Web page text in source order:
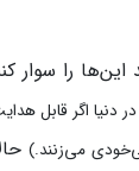
را سوار
دنیا اگر قابل
می‌زنند.)